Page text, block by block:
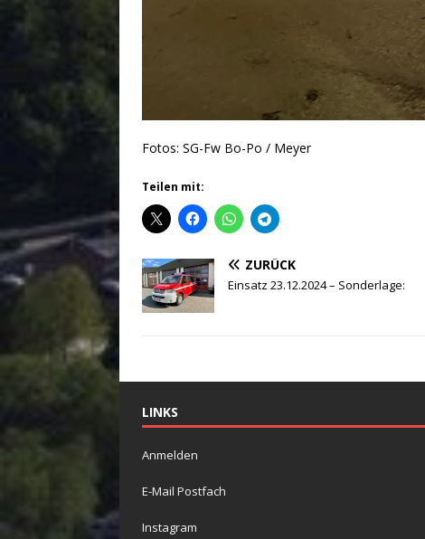
Fotos: SG-Fw Bo-Po / Meyer
Teilen mit:
ZURÜCK
Einsatz 23.12.2024 – Sonderlage:
LINKS
Anmelden
E-Mail Postfach
Instagram